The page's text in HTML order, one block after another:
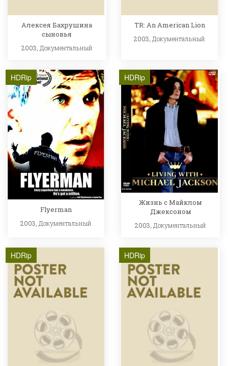
Алексея Бахрушина
сыновья
2003, Документальный
TR: An American Lion
2003, Документальный
HDRip
Flyerman
2003, Документальный
HDRip
Жизнь с Майклом
Джексоном
2003,Документальный
HDRip HDRip